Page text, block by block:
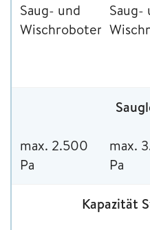
Saug- und
Wischroboter
Saug-
max. 2.500
Pa
max.
Pa
Kapazität